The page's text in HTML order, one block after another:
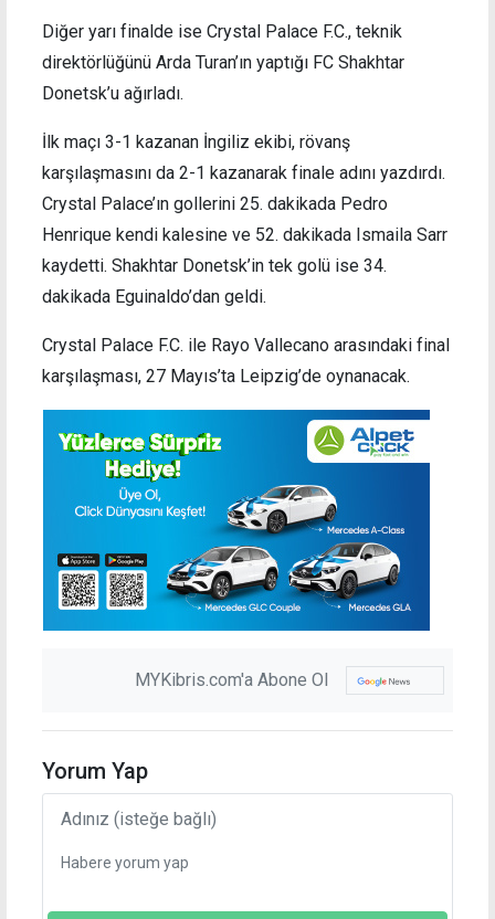
Diğer yarı finalde ise Crystal Palace F.C., teknik
direktörlüğünü Arda Turan’ın yaptığı FC Shakhtar
Donetsk’u ağırladı.
İlk maçı 3-1 kazanan İngiliz ekibi, rövanş
karşılaşmasını da 2-1 kazanarak finale adını yazdırdı.
Crystal Palace’ın gollerini 25. dakikada Pedro
Henrique kendi kalesine ve 52. dakikada Ismaila Sarr
kaydetti. Shakhtar Donetsk’in tek golü ise 34.
dakikada Eguinaldo’dan geldi.
Crystal Palace F.C. ile Rayo Vallecano arasındaki final
karşılaşması, 27 Mayıs’ta Leipzig’de oynanacak.
MYKibris.com'a Abone Ol
Yorum Yap